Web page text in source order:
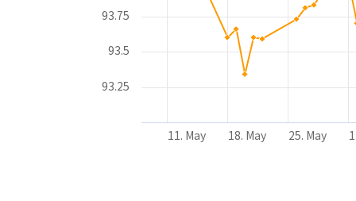
11. May 18. May 25. May
93.25
93.5
93.75